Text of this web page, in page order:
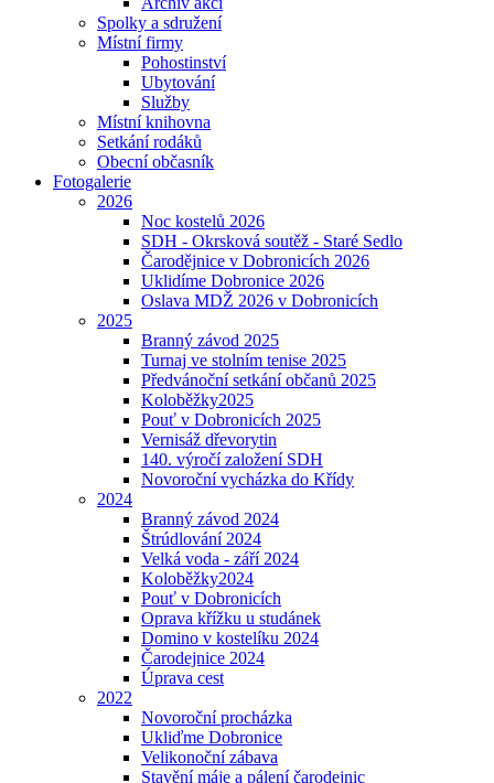
Spolky a sdružení
Místní firmy
Pohostinství
Ubytování
Služby
Místní knihovna
Setkání rodáků
Obecní občasník
Fotogalerie
2026
Noc kostelů 2026
SDH - Okrsková soutěž - Staré Sedlo
Čarodějnice v Dobronicích 2026
Uklidíme Dobronice 2026
Oslava MDŽ 2026 v Dobronicích
2025
Branný závod 2025
Turnaj ve stolním tenise 2025
Předvánoční setkání občanů 2025
Koloběžky2025
Pouť v Dobronicích 2025
Vernisáž dřevorytin
140. výročí založení SDH
Novoroční vycházka do Křídy
2024
Branný závod 2024
Štrúdlování 2024
Velká voda - září 2024
Koloběžky2024
Pouť v Dobronicích
Oprava křížku u studánek
Domino v kostelíku 2024
Čarodejnice 2024
Úprava cest
2022
Novoroční procházka
Ukliďme Dobronice
Velikonoční zábava
Stavění máje a pálení čarodejnic